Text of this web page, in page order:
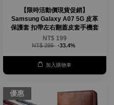
【限時活動價現貨促銷】
Samsung Galaxy A07 5G 皮革
保護套 扣帶左右翻蓋皮套手機套
NT$ 199
NT$ 299 -33.4%
加入購物車
優惠